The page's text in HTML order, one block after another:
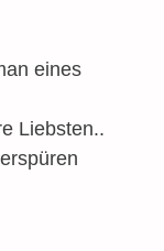
eines
Liebsten..